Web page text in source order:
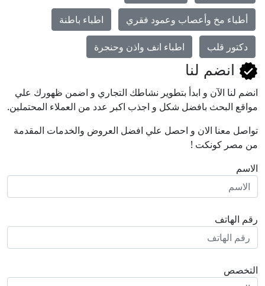
أطباء مخ وأعصاب وعمود فقري اطباء باطنة
دكتور قلب اطباء انف واذن وحنجرة
انضم لنا
انضم لنا اﻵن و ابدأ بتطوير نشاطك التجاري و اضمن ظهورك علي
مواقع البحث بافضل شكل و اجذب اكبر عدد من العملاء المحتملين.
تواصل معنا الان و احصل علي افضل العروض والخدمات المقدمة
من مصر كونكت !
الاسم
رقم الهاتف
التخصص